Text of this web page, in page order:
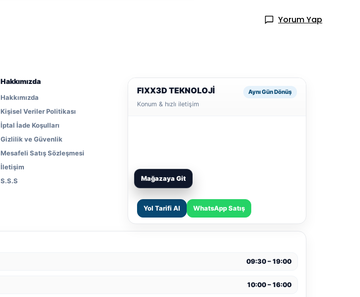
Yorum Yap
Hakkımızda
Hakkımızda
Kişisel Veriler Politikası
İptal İade Koşulları
Gizlilik ve Güvenlik
Mesafeli Satış Sözleşmesi
İletişim
S.S.S
FIXX3D TEKNOLOJİ
Konum & hızlı iletişim
Aynı Gün Dönüş
Mağazaya Git
Yol Tarifi Al WhatsApp Satış
09:30 – 19:00
10:00 – 16:00